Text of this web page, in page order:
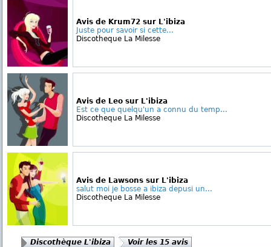
Avis de Krum72 sur L'ibiza
Juste pour savoir si cette...
Discotheque La Milesse
Avis de Leo sur L'ibiza
Est ce que quelqu'un a connu du temp...
Discotheque La Milesse
Avis de Lawsons sur L'ibiza
salut moi je bosse a ibiza depusi un...
Discotheque La Milesse
Discothèque L'ibiza Voir les 15 avis